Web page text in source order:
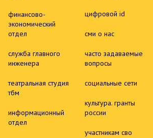
финансово-
экономический
отдел
служба главного
инженера
театральная студия
тбм
информационный
отдел
цифровой id
сми о нас
часто задаваемые
вопросы
социальные сети
культура. гранты
россии
участникам сво